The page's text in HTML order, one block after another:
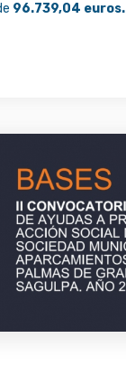
96.739,04 euros.